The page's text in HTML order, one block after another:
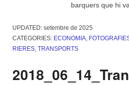
barquers que hi
UPDATED: setembre de 2025
CATEGORIES: ECONOMIA
RIERES TRANSPORTS